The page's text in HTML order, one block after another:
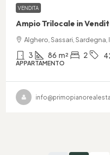
VENDITA
Ampio Trilocale in
Alghero, Sassari, Sardegna,
3 86 m² 2
APPARTAMENTO